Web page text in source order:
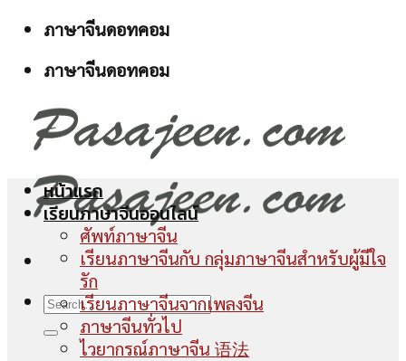
Skip
content
ภาษาจีนดอทคอม
ภาษาจีนดอทคอม
หน้าแรก
เรียนภาษาจีนออนไลน์
ศัพท์ภาษาจีน
เรียนภาษาจีนกับ กลุ่มภาษาจีนสำหรับผู้มีใจ
รัก
เรียนภาษาจีนจากเพลงจีน
ภาษาจีนทั่วไป
ไวยากรณ์ภาษาจีน 语法